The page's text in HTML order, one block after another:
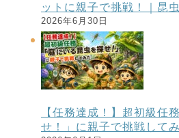
ットに親子で挑戦！｜昆
2026年6月30日
【任務達成！】超初級任
せ！」に親子で挑戦して